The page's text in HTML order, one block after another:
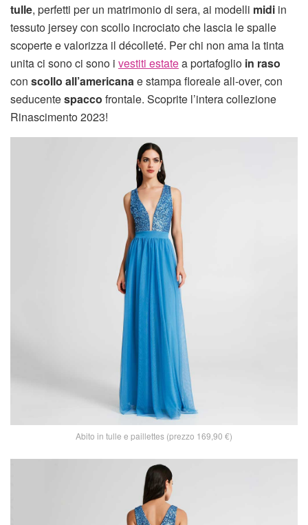
tulle, perfetti per un matrimonio di sera, ai modelli midi in
tessuto jersey con scollo incrociato che lascia le spalle
scoperte e valorizza il décolleté. Per chi non ama la tinta
unita ci sono ci sono i vestiti estatea portafoglio in raso
con scollo all’americana e stampa floreale all-over, con
seducentespacco frontale. Scoprite l’intera collezione
Rinascimento 2023!
Abito in tulle e paillettes (prezzo 169,90 €)